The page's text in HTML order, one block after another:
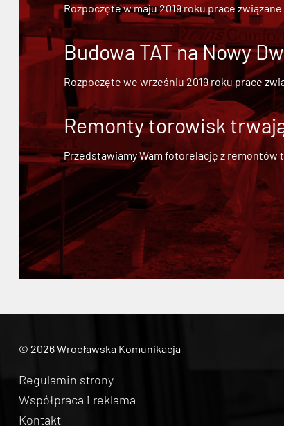
Rozpoczęte w maju 2019 roku prace
Budowa TAT na Nowy
Rozpoczęte we wrześniu 2019 roku prace
Remonty torowisk
Przedstawiamy Wam fotorelację z remontów
© 2026 Wrocławska Komunikacja
Regulamin strony
Współpraca i reklama
Kontakt